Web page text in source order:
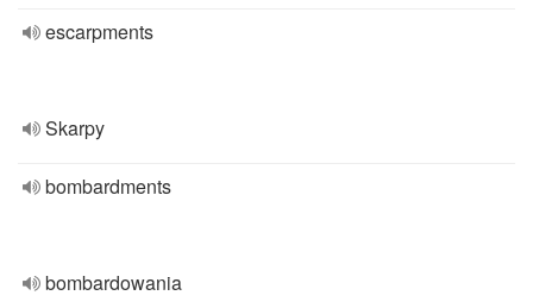
escarpments
Skarpy
bombardments
bombardowania